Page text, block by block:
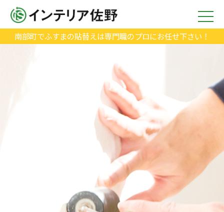
南部町でふすまの貼替えは専門職のプロにお任せ下さい！